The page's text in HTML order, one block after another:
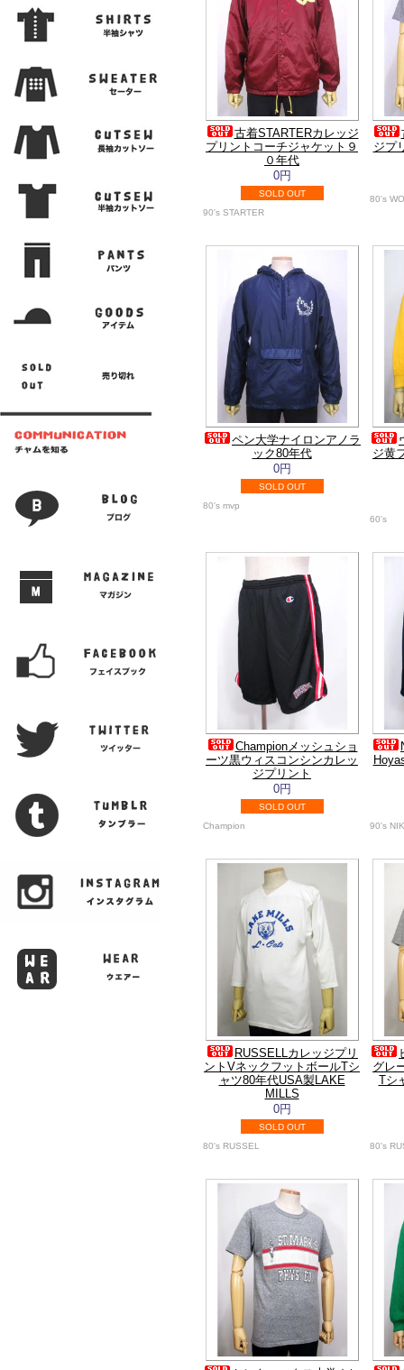
古着STARTERカレッジ
プリントコーチジャケット９
０年代
0円
SOLD OUT
90's STARTER
ジプ
80's
ペン大学ナイロンアノラ
ック80年代
0円
SOLD OUT
80's mvp
ジ黄
60's
Championメッシュショ
ーツ黒ウィスコンシンカレッ
ジプリント
0円
SOLD OUT
Champion
90's
RUSSELLカレッジプリ
ントVネックフットボールTシ
ャツ80年代USA製LAKE
MILLS
0円
SOLD OUT
80's RUSSEL
グレ
Tシ
80's